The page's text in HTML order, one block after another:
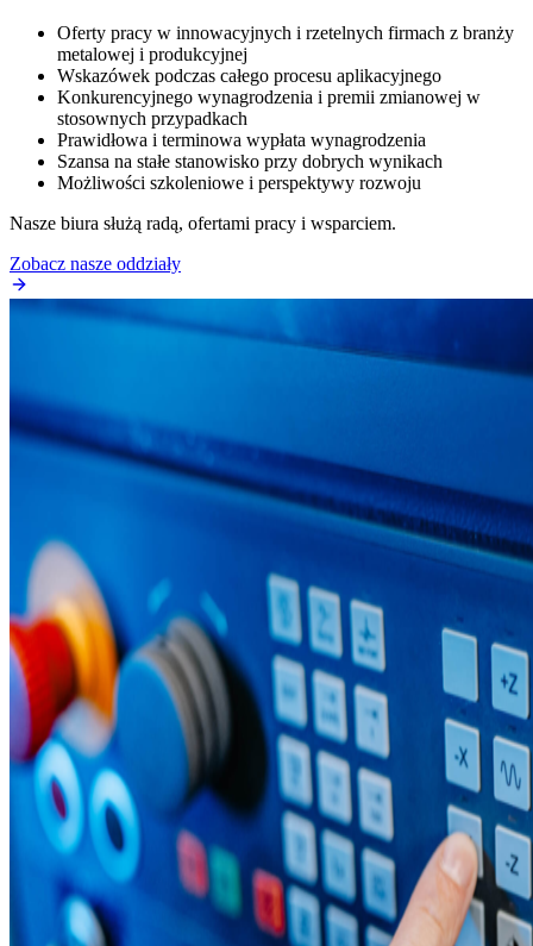
Oferty pracy w innowacyjnych i rzetelnych firmach z branży
metalowej i produkcyjnej
Wskazówek podczas całego procesu aplikacyjnego
Konkurencyjnego wynagrodzenia i premii zmianowej w
stosownych przypadkach
Prawidłowa i terminowa wypłata wynagrodzenia
Szansa na stałe stanowisko przy dobrych wynikach
Możliwości szkoleniowe i perspektywy rozwoju
Nasze biura służą radą, ofertami pracy i wsparciem.
Zobacz nasze oddziały